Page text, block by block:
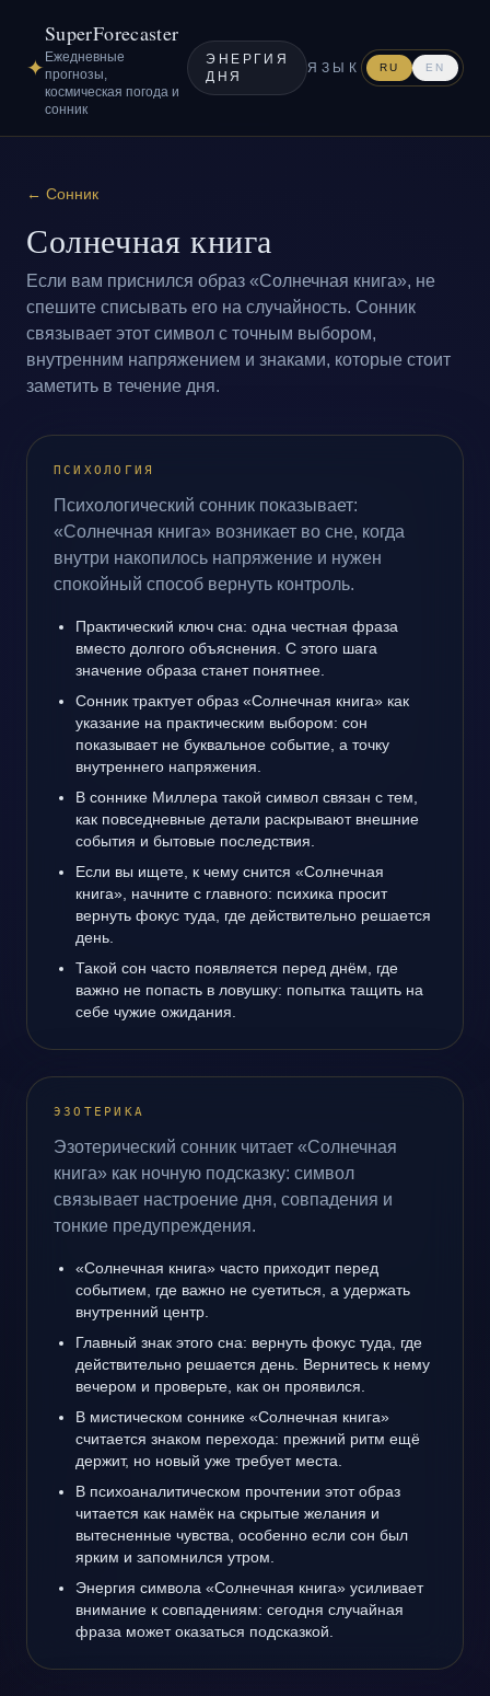
✦
SuperForecaster
Ежедневные
прогнозы,
космическая погода и
сонник
ЭНЕРГИЯ
ДНЯ
ЯЗЫК RU EN
← Сонник
Солнечная книга
Если вам приснился образ «Солнечная книга», не
спешите списывать его на случайность. Сонник
связывает этот символ с точным выбором,
внутренним напряжением и знаками, которые стоит
заметить в течение дня.
ПСИХОЛОГИЯ
Психологический сонник показывает:
«Солнечная книга» возникает во сне, когда
внутри накопилось напряжение и нужен
спокойный способ вернуть контроль.
Практический ключ сна: одна честная фраза
вместо долгого объяснения. С этого шага
значение образа станет понятнее.
Сонник трактует образ «Солнечная книга» как
указание на практическим выбором: сон
показывает не буквальное событие, а точку
внутреннего напряжения.
В соннике Миллера такой символ связан с тем,
как повседневные детали раскрывают внешние
события и бытовые последствия.
Если вы ищете, к чему снится «Солнечная
книга», начните с главного: психика просит
вернуть фокус туда, где действительно решается
день.
Такой сон часто появляется перед днём, где
важно не попасть в ловушку: попытка тащить на
себе чужие ожидания.
ЭЗОТЕРИКА
Эзотерический сонник читает «Солнечная
книга» как ночную подсказку: символ
связывает настроение дня, совпадения и
тонкие предупреждения.
«Солнечная книга» часто приходит перед
событием, где важно не суетиться, а удержать
внутренний центр.
Главный знак этого сна: вернуть фокус туда, где
действительно решается день. Вернитесь к нему
вечером и проверьте, как он проявился.
В мистическом соннике «Солнечная книга»
считается знаком перехода: прежний ритм ещё
держит, но новый уже требует места.
В психоаналитическом прочтении этот образ
читается как намёк на скрытые желания и
вытесненные чувства, особенно если сон был
ярким и запомнился утром.
Энергия символа «Солнечная книга» усиливает
внимание к совпадениям: сегодня случайная
фраза может оказаться подсказкой.